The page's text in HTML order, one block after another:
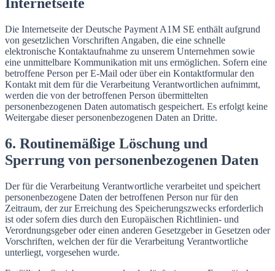
Die Internetseite der Deutsche Payment A1M SE enthält aufgrund
von gesetzlichen Vorschriften Angaben, die eine schnelle
elektronische Kontaktaufnahme zu unserem Unternehmen sowie
eine unmittelbare Kommunikation mit uns ermöglichen. Sofern eine
betroffene Person per E-Mail oder über ein Kontaktformular den
Kontakt mit dem für die Verarbeitung Verantwortlichen aufnimmt,
werden die von der betroffenen Person übermittelten
personenbezogenen Daten automatisch gespeichert. Es erfolgt keine
Weitergabe dieser personenbezogenen Daten an Dritte.
6. Routinemäßige Löschung und
Sperrung von personenbezogenen Daten
Der für die Verarbeitung Verantwortliche verarbeitet und speichert
personenbezogene Daten der betroffenen Person nur für den
Zeitraum, der zur Erreichung des Speicherungszwecks erforderlich
ist oder sofern dies durch den Europäischen Richtlinien- und
Verordnungsgeber oder einen anderen Gesetzgeber in Gesetzen oder
Vorschriften, welchen der für die Verarbeitung Verantwortliche
unterliegt, vorgesehen wurde.